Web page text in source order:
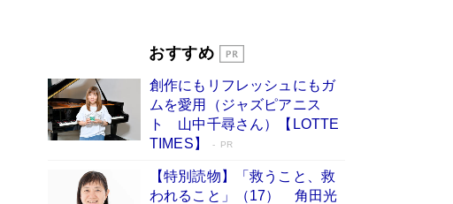
「『火垂るの墓』は、大嘘である」原作者が抱き
続けた“自責の念”とは…「自己憐憫は描きたくな
い」監督が徹底的にこだわったこと（後編） #
戦争の記憶
Book Bang
おすすめ
創作にもリフレッシュにもガ
ムを愛用（ジャズピアニス
ト 山中千尋さん）【LOTTE
TIMES】
PR
【特別読物】「救うこと、救
われること」（17） 角田光